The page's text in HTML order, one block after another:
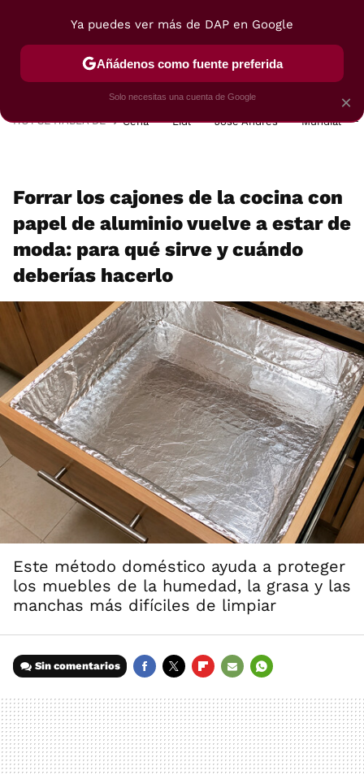
POSTRES VIAJES SELECCIÓN VEGUI
HOY SE HABLA DE Cena Lidl José Andrés Mundial
Forrar los cajones de la cocina con
papel de aluminio vuelve a estar de
moda: para qué sirve y cuándo
deberías hacerlo
Este método doméstico ayuda a proteger
los muebles de la humedad, la grasa y las
manchas más difíciles de limpiar
Sin comentarios
MAIL
×
Ya puedes ver más de DAP en Google
Añádenos como fuente preferida
Solo necesitas una cuenta de Google